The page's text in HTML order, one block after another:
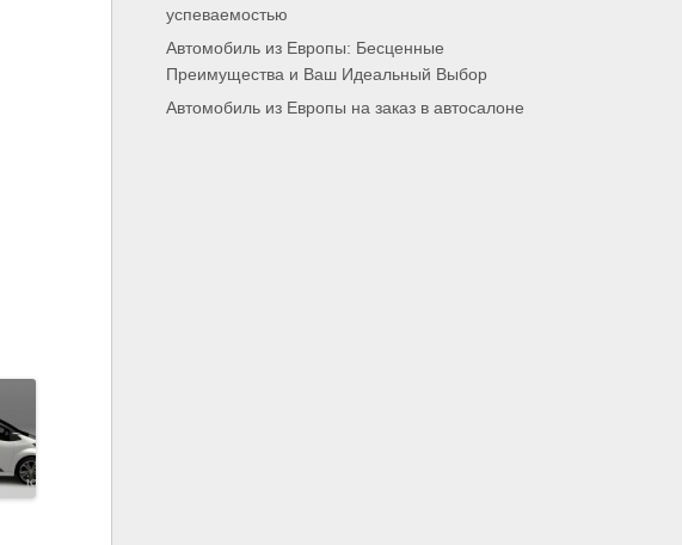
успеваемостью
Автомобиль из Европы: Бесценные
Преимущества и Ваш Идеальный Выбор
Автомобиль из Европы на заказ в автосалоне